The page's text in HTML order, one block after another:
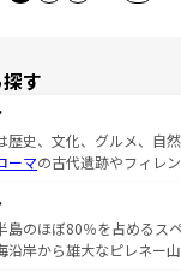
す
歴史、文化、グルメ、自
ーマの古代遺跡やフィレ
カーナの美しい田園風景
然景観も見逃せない。観
タなど、絶品のイタリア
島のほぼ80％を占めるス
沿岸から雄大なピレネー